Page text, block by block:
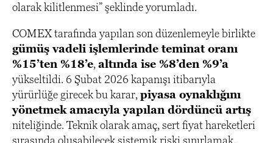
olarak kilitlenmesi” şeklinde yorumladı.
COMEX tarafında yapılan son düzenlemeyle birlikte
gümüş vadeli işlemlerinde teminat oranı
%15’ten %18’e,altında ise %8’den %9’a
yükseltildi. 6 Şubat 2026 kapanışı itibarıyla
yürürlüğe girecek bu karar,piyasa oynaklığını
yönetmek amacıyla yapılan dördüncü artış
niteliğinde. Teknik olarak amaç, sert fiyat hareketleri
sırasında oluşabilecek sistemik riski sınırlamak.